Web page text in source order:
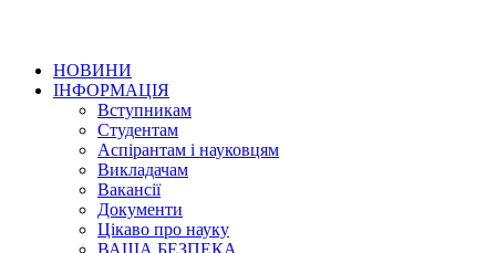
НОВИНИ
ІНФОРМАЦІЯ
Вступникам
Студентам
Аспірантам і науковцям
Викладачам
Вакансії
Документи
Цікаво про науку
ВАША БЕЗПЕКА